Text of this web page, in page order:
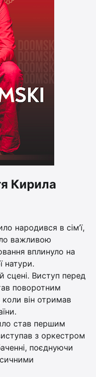
Кирила
народився в сім’ї,
важливою
вплинуло на
натури.
сцені. Виступ перед
поворотним
він отримав
став першим
з оркестром
поєднуючи